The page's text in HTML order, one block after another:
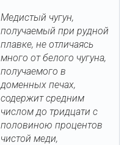
Медистый чугун,
получаемый при рудной
плавке, не отличаясь
много от белого чугуна,
получаемого в
доменных печах,
содержит средним
числом до тридцати с
половиною процентов
чистой меди,